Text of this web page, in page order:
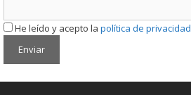
He leído y acepto la política de privacidad